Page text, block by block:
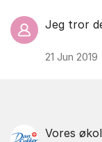
Jeg tror
21 Jun 2019
Vores